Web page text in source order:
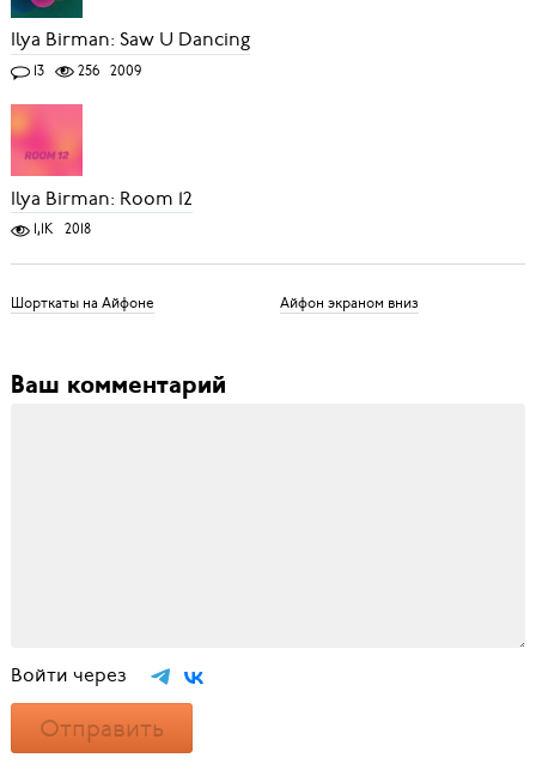
Ilya Birman: Saw U Dancing
13 256 2009
Ilya Birman: Room 12
1,1K 2018
Шорткаты на Айфоне Айфон экраном вниз
Ваш комментарий
Войти через
Отправить